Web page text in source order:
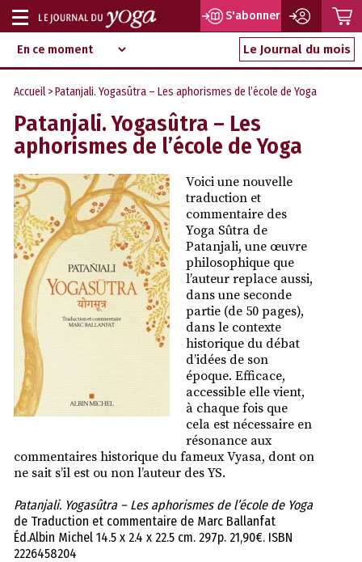
Aller
au
contenu
d‘information
indépendant
Afficher
ou
masquer
la
navigation
S'abonner
Le Journal du mois
Accueil > Patanjali. Yogasûtra – Les aphorismes de l’école de Yoga
Patanjali. Yogasûtra – Les
aphorismes de l’école de Yoga
Voici une nouvelle
traduction et
commentaire des
Yoga Sûtra de
Patanjali, une œuvre
philosophique que
l’auteur replace aussi,
dans une seconde
partie (de 50 pages),
dans le contexte
historique du débat
d’idées de son
époque. Efficace,
accessible elle vient,
à chaque fois que
cela est nécessaire en
résonance aux
commentaires historique du fameux Vyasa, dont on
ne sait s’il est ou non l’auteur des YS.
Patanjali. Yogasûtra – Les aphorismes de l’école de Yoga
de Traduction et commentaire de Marc Ballanfat
Éd.Albin Michel 14.5 x 2.4 x 22.5 cm. 297p. 21,90€. ISBN
2226458204